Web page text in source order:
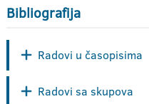
Bibliografija
Radovi u časopisima
Radovi sa skupova